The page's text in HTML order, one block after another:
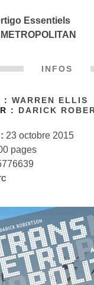
Essentiels
INFOS
: WARREN ELLIS
:
DARICK
23 octobre 2015
pages